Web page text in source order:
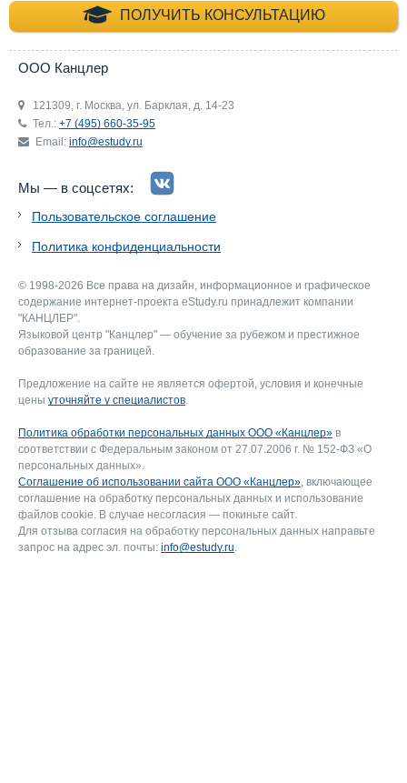
ПОЛУЧИТЬ КОНСУЛЬТАЦИЮ
+7 (495) 660-35-
ООО Канцлер
121309, г. Москва, ул. Барклая, д. 14-23
Тел.: +7 (495) 660-35-95
Email: info@estudy.ru
Мы — в соцсетях:
Пользовательское соглашение
Политика конфиденциальности
© 1998-2026 Все права на дизайн, информационное и графическое
содержание интернет-проекта eStudy.ru принадлежит компании
"КАНЦЛЕР".
Языковой центр "Канцлер" — обучение за рубежом и престижное
образование за границей.
Предложение на сайте не является офертой, условия и конечные
цены уточняйте у специалистов
Политика обработки персональных данных ООО «Канцлер» в
соответствии с Федеральным законом от 27.07.2006 г. № 152-ФЗ «О
персональных данных».
Соглашение об использовании сайта ООО «Канцлер» , включающее
соглашение на обработку персональных данных и использование
файлов cookie. В случае несогласия — покиньте сайт.
Для отзыва согласия на обработку персональных данных направьте
запрос на адрес эл. почты: info@estudy.ru